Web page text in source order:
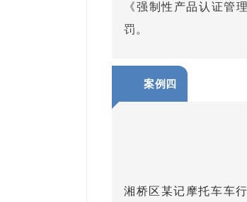
《强制性产品认证管
罚。
案例四
湘桥区某记摩托车车